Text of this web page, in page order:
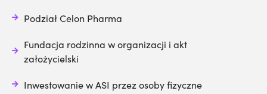
Podział Celon Pharma
Fundacja rodzinna w organizacji i akt
założycielski
Inwestowanie w ASI przez osoby fizyczne